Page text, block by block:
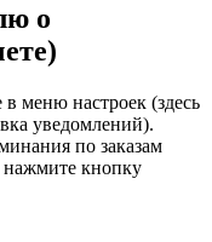
о
меню настроек (здесь
уведомлений).
по заказам
кнопку